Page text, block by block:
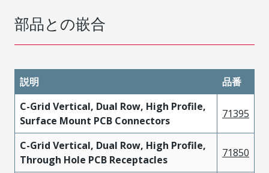
部品との嵌合
説明
品番
C-Grid Vertical, Dual Row, High Profile,
Surface Mount PCB Connectors
71395
C-Grid Vertical, Dual Row, High Profile,
Through Hole PCB Receptacles
71850